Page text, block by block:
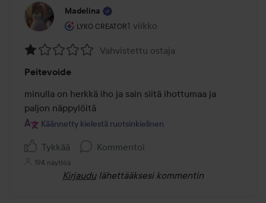
Madelina
LYKO CREATOR
Käyttäjän rooli: Lyko Creator.
1 viikko
Viesti luotiin 1 viikko
1
/
5
Vahvistettu ostaja
Peitevoide
minulla on herkkä iho ja sain siitä ihottumaa ja
paljon näppylöitä
Käännetty kielestä ruotsinkielinen
Tykkää Kommentoi
194 näyttöä
Kirjaudu lähettääksesi kommentin